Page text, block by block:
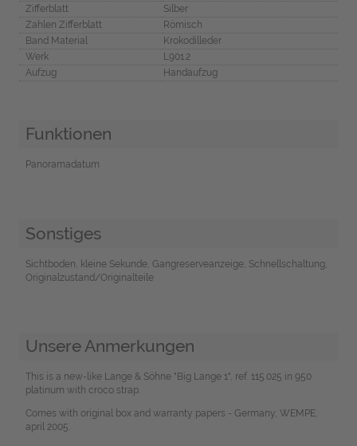
Zifferblatt
Silber
Zahlen Zifferblatt
Römisch
Band Material
Krokodilleder
Werk
L901.2
Aufzug
Handaufzug
Funktionen
Panoramadatum
Sonstiges
Sichtboden, kleine Sekunde, Gangreserveanzeige, Schnellschaltung,
Originalzustand/Originalteile
Unsere Anmerkungen
This is a new-like Lange & Söhne "Big Lange 1", ref. 115.025 in 950
platinum with croco strap.
Comes with original box and warranty papers - Germany, WEMPE,
april 2005.